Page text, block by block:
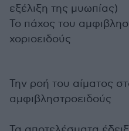
εξέλιξη της μυωπίας)
Το πάχος του
χοριοειδούς
Την ροή του αίματος
αμφιβληστροειδούς